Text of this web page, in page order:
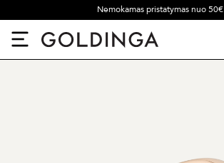
Nemokamas pristatymas nuo 50€